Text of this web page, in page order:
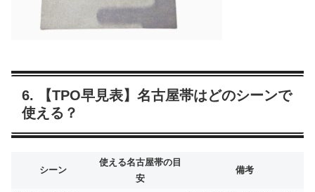
6. 【TPO早見表】名古屋帯はどのシーンで
使える？
シーン
使える名古屋帯の目
安
備考